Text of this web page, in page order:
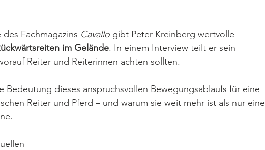
Fachmagazins Cavallo gibt Peter Kreinberg wertvolle
im Gelände. In einem Interview teilt er sein
Reiter und Reiterinnen achten sollten.
Bedeutung dieses anspruchsvollen Bewegungsablaufs für eine
Reiter und Pferd – und warum sie weit mehr ist als nur eine